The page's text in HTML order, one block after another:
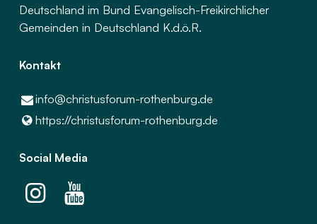
Deutschland im Bund Evangelisch-Freikirchlicher
Gemeinden in Deutschland K.d.ö.R.
Kontakt
info@​christusforum-rothenburg.​de
https://christusforum-rothenburg.​de
Social Media